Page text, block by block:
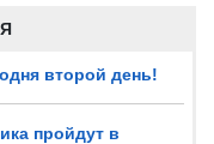
второй день!
пройдут в